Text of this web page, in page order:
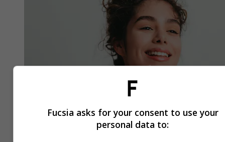
Fucsia asks for your consent to use your
personal data to: